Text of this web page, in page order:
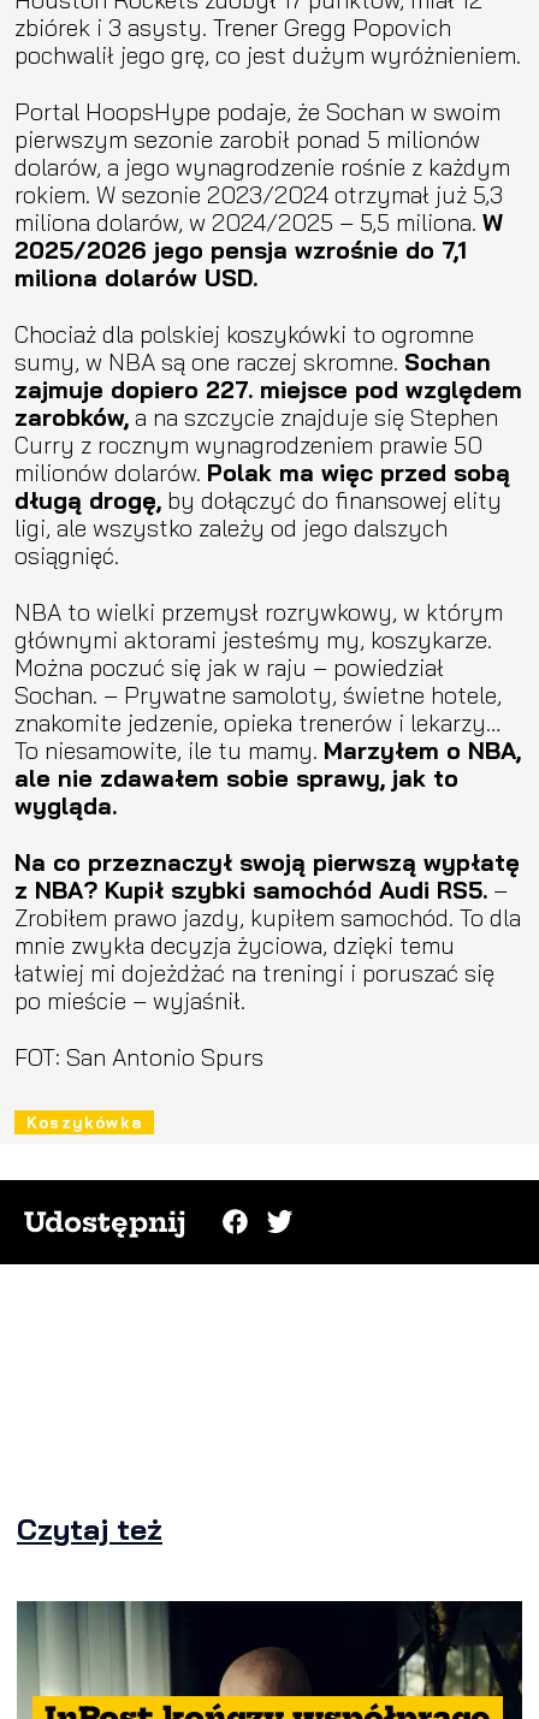
zbiórek i 3 asysty. Trener Gregg Popovich
pochwalił jego grę, co jest dużym wyróżnieniem.
Portal HoopsHype podaje, że Sochan w swoim
pierwszym sezonie zarobił ponad 5 milionów
dolarów, a jego wynagrodzenie rośnie z każdym
rokiem. W sezonie 2023/2024 otrzymał już 5,3
miliona dolarów, w 2024/2025 – 5,5 miliona. W
2025/2026 jego pensja wzrośnie do 7,1
miliona dolarów USD.
Chociaż dla polskiej koszykówki to ogromne
sumy, w NBA są one raczej skromne. Sochan
zajmuje dopiero 227. miejsce pod względem
zarobków, a na szczycie znajduje się Stephen
Curry z rocznym wynagrodzeniem prawie 50
milionów dolarów. Polak ma więc przed sobą
długą drogę, by dołączyć do finansowej elity
ligi, ale wszystko zależy od jego dalszych
osiągnięć.
NBA to wielki przemysł rozrywkowy, w którym
głównymi aktorami jesteśmy my, koszykarze.
Można poczuć się jak w raju – powiedział
Sochan. – Prywatne samoloty, świetne hotele,
znakomite jedzenie, opieka trenerów i lekarzy…
To niesamowite, ile tu mamy. Marzyłem o NBA,
ale nie zdawałem sobie sprawy, jak to
wygląda.
Na co przeznaczył swoją pierwszą wypłatę
z NBA? Kupił szybki samochód Audi RS5. –
Zrobiłem prawo jazdy, kupiłem samochód. To dla
mnie zwykła decyzja życiowa, dzięki temu
łatwiej mi dojeżdżać na treningi i poruszać się
po mieście – wyjaśnił.
FOT: San Antonio Spurs
Koszykówka
Udostępnij
Czytaj też